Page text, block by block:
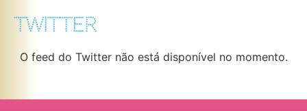
TWITTER
O feed do Twitter não está disponível no momento.